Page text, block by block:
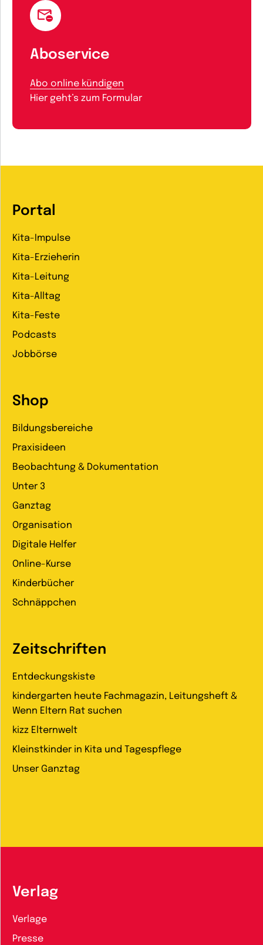
Aboservice
Abo online kündigen
Hier geht’s zum Formular
Portal
Kita-Impulse
Kita-Erzieherin
Kita-Leitung
Kita-Alltag
Kita-Feste
Podcasts
Jobbörse
Shop
Bildungsbereiche
Praxisideen
Beobachtung & Dokumentation
Unter 3
Ganztag
Organisation
Digitale Helfer
Online-Kurse
Kinderbücher
Schnäppchen
Zeitschriften
Entdeckungskiste
kindergarten heute Fachmagazin, Leitungsheft &
Wenn Eltern Rat suchen
kizz Elternwelt
Kleinstkinder in Kita und Tagespflege
Unser Ganztag
Verlag
Verlage
Presse